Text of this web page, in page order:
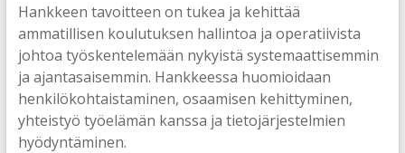
Hankkeen tavoitteen on tukea ja kehittää
ammatillisen koulutuksen hallintoa ja operatiivista
johtoa työskentelemään nykyistä systemaattisemmin
ja ajantasaisemmin. Hankkeessa huomioidaan
henkilökohtaistaminen, osaamisen kehittyminen,
yhteistyö työelämän kanssa ja tietojärjestelmien
hyödyntäminen.